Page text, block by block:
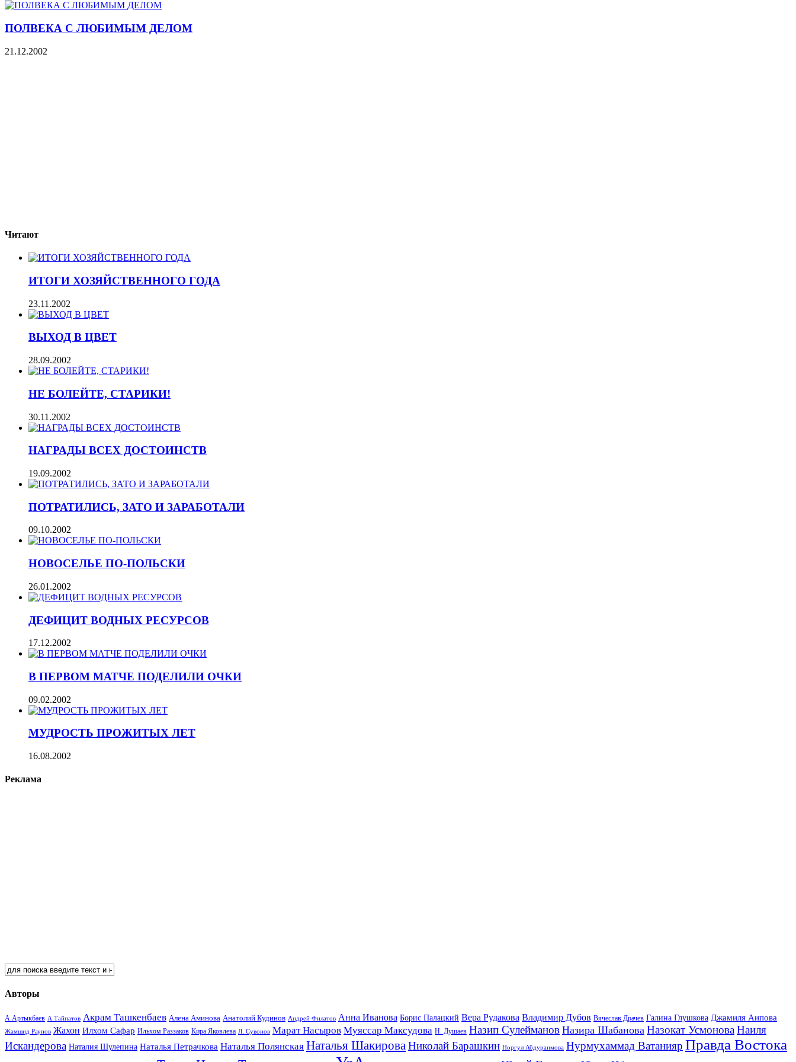
ПОЛВЕКА С ЛЮБИМЫМ ДЕЛОМ
21.12.2002
Читают
ИТОГИ ХОЗЯЙСТВЕННОГО ГОДА
23.11.2002
ВЫХОД В ЦВЕТ
28.09.2002
НЕ БОЛЕЙТЕ, СТАРИКИ!
30.11.2002
НАГРАДЫ ВСЕХ ДОСТОИНСТВ
19.09.2002
ПОТРАТИЛИСЬ, ЗАТО И ЗАРАБОТАЛИ
09.10.2002
НОВОСЕЛЬЕ ПО-ПОЛЬСКИ
26.01.2002
ДЕФИЦИТ ВОДНЫХ РЕСУРСОВ
17.12.2002
В ПЕРВОМ МАТЧЕ ПОДЕЛИЛИ ОЧКИ
09.02.2002
МУДРОСТЬ ПРОЖИТЫХ ЛЕТ
16.08.2002
Реклама
Авторы
А.Артыкбаев А.Тайпатов Акрам Ташкенбаев Алена Аминова Анатолий Кудинов Андрей Филатов Анна Иванова Борис Палацкий Вера Рудакова Владимир Дубов Вячеслав Драчев Галина Глушкова Джамиля Аипова
Жамшид Раупов Жахон Илхом Сафар Ильхом Раззаков Кира Яковлева Л. Сувонов Марат Насыров Муяссар Максудова Н. Душаев Назип Сулейманов Назира Шабанова Назокат УсмоноваНаиля
Искандерова Наталия Шулепина Наталья Петрачкова Наталья Полянская Наталья Шакирова Николай Барашкин Норгул Абдураимова Нурмухаммад Ватанияр Правда Востока